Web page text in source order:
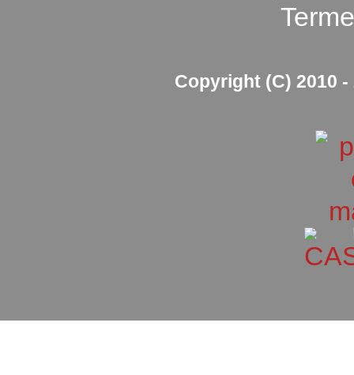
Copyright (C) 2010